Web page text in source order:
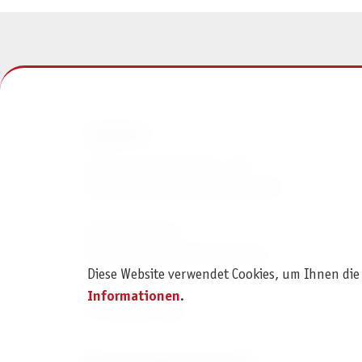
+49 6031 72170
Diese Website verwendet Cookies, um Ihnen
Informationen.